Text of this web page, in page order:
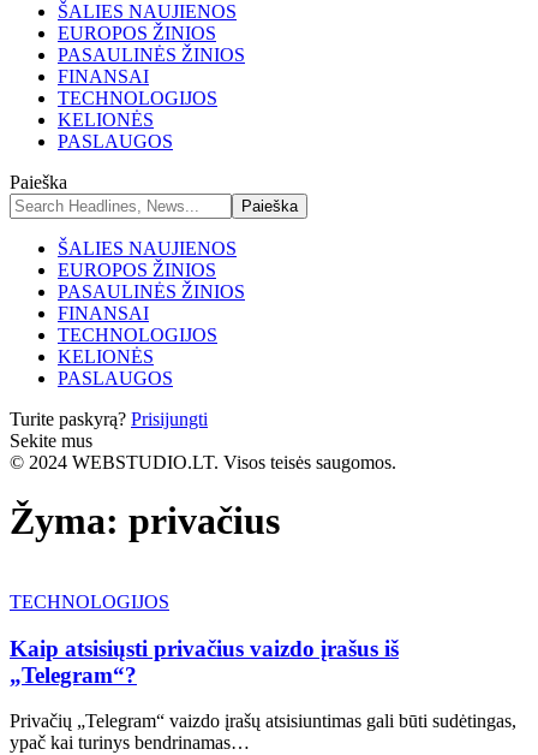
ŠALIES NAUJIENOS
EUROPOS ŽINIOS
PASAULINĖS ŽINIOS
FINANSAI
TECHNOLOGIJOS
KELIONĖS
PASLAUGOS
Paieška
ŠALIES NAUJIENOS
EUROPOS ŽINIOS
PASAULINĖS ŽINIOS
FINANSAI
TECHNOLOGIJOS
KELIONĖS
PASLAUGOS
Turite paskyrą? Prisijungti
Sekite mus
© 2024 WEBSTUDIO.LT. Visos teisės saugomos.
Žyma: privačius
TECHNOLOGIJOS
Kaip atsisiųsti privačius vaizdo įrašus iš
„Telegram“?
Privačių „Telegram“ vaizdo įrašų atsisiuntimas gali būti sudėtingas,
ypač kai turinys bendrinamas…